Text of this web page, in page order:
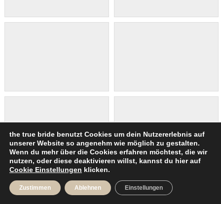
the true bride benutzt Cookies um dein Nutzererlebnis auf
unserer Website so angenehm wie möglich zu gestalten.
Wenn du mehr über die Cookies erfahren möchtest, die wir
nutzen, oder diese deaktivieren willst, kannst du hier auf
Cookie Einstellungen klicken.
Zustimmen Ablehnen Einstellungen